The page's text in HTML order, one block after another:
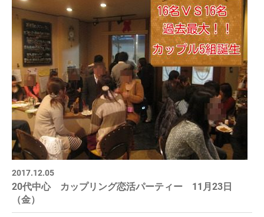
2017.12.05
20代中心 カップリング恋活パーティー 11月23日
（金）